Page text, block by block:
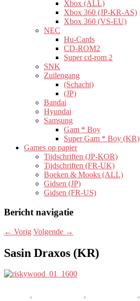
Xbox (ALL)
Xbox 360 (JP-KR-AS)
Xbox 360 (VS-EU)
NEC
Hu-Cards
CD-ROM2
Super cd-rom 2
SNK
Zuilengang
(Schacht)
(JP)
Bandai
Hyundai
Samsung
Gam * Boy
Super Gam * Boy (KR)
Games op papier
Tijdschriften (JP-KOR)
Tijdschriften (FR-UK)
Boeken & Mooks (ALL)
Gidsen (JP)
Gidsen (FR-US)
Bericht navigatie
← Vorig Volgende →
Sasin Draxos (KR)